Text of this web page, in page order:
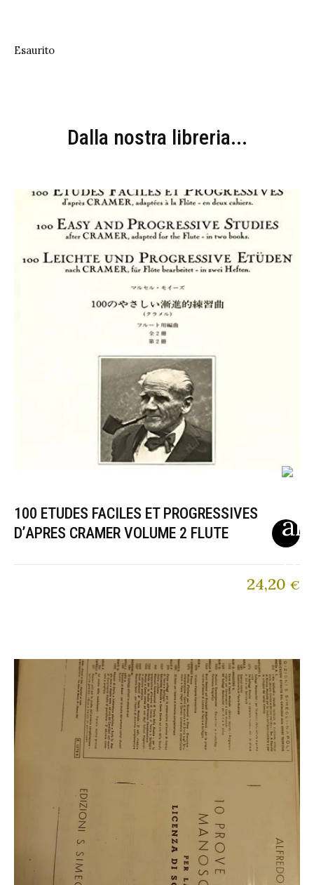
Esaurito
Dalla nostra libreria...
100 ETUDES FACILES ET PROGRESSIVES
D’APRES CRAMER VOLUME 2 FLUTE
24,20 €